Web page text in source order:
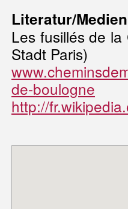
Literatur/Medien
Les fusillés de
Stadt Paris)
de-boulogne
http://